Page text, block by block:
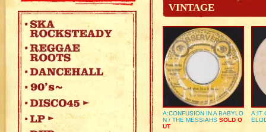
VINTAGE
A:CONFUSION IN A BABYLO
N / THE MESSIAHS SOLD O
UT
A:IT